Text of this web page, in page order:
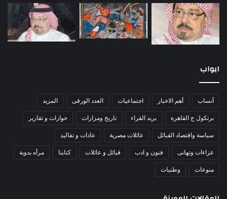
ابواب
أنساب أهم الاخبار اجتماعيات العدد الورقى المزيد
برتكول ج القاهرة بريد القراء تاريخ ومزارات حوارات و تقارير
سياسة واقتصاد القبائل عائلات مصرية عادات و تقاليد
عزاءات وتهانى فنون و ادب قبائل و عائلات كتابنا مرأه بدوية
منوعات وطنيات